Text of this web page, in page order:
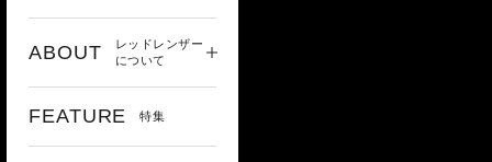
ABOUT
レッドレンザー
について
FEATURE 特集